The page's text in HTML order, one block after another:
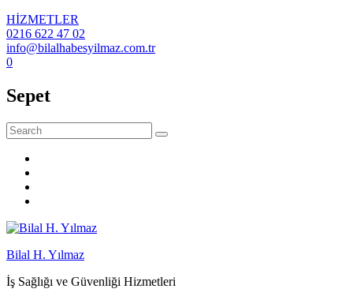
HİZMETLER
0216 622 47 02
info@bilalhabesyilmaz.com.tr
0
Sepet
Bilal H. Yılmaz
İş Sağlığı ve Güvenliği Hizmetleri